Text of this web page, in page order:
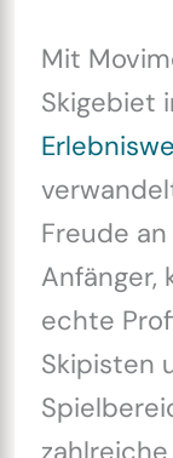
Mit
Skigebiet
Freude
Anfänger,
echte
Skipisten